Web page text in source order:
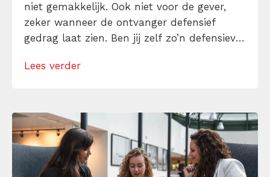
niet gemakkelijk. Ook niet voor de gever,
zeker wanneer de ontvanger defensief
gedrag laat zien. Ben jij zelf zo’n defensieve
stemmetje in je hoofd ook te tetteren over
Lees verder